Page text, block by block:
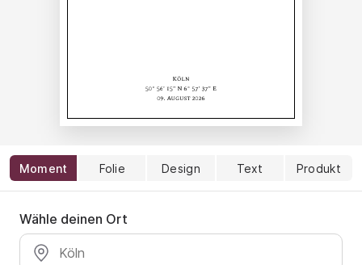
Köln
50° 56' 15" N 6° 57' 37" E
09. August 2026
Moment Folie Design Text Produkt
Wähle deinen Ort